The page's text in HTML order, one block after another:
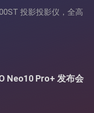
投影投影仪，全高
Neo10 Pro+ 发布会